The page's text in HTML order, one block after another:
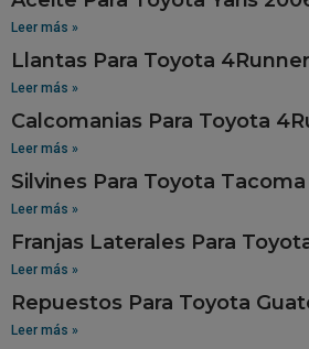
Leer más »
Llantas Para Toyota 4Runner
Leer más »
Calcomanias Para Toyota
Leer más »
Silvines Para Toyota Tacoma
Leer más »
Franjas Laterales Para
Leer más »
Repuestos Para Toyota
Leer más »